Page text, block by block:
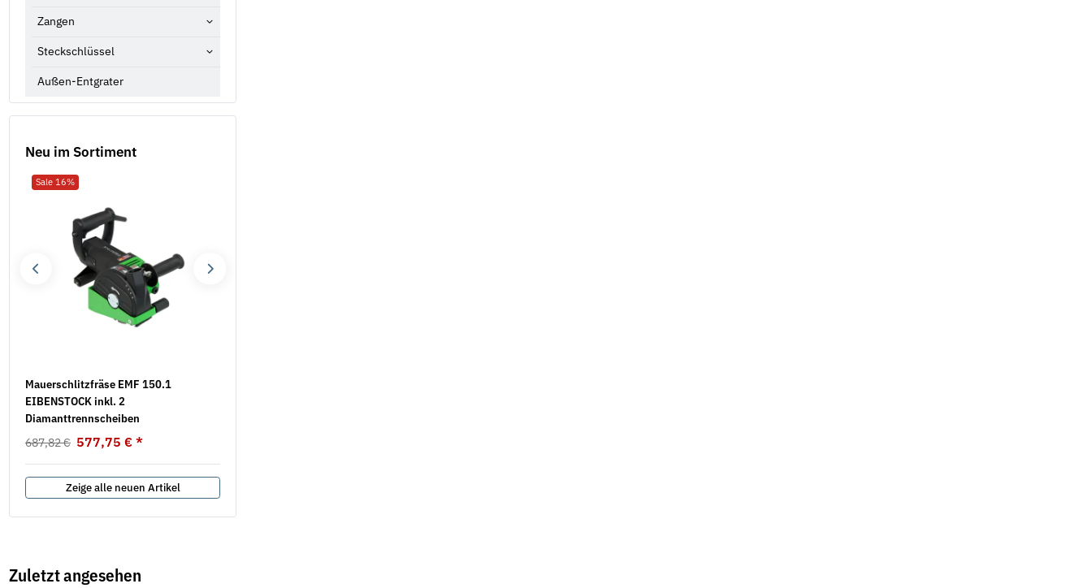
Zangen
Steckschlüssel
Außen-Entgrater
Neu im Sortiment
Sale 16%
Mauerschlitzfräse EMF 150.1
EIBENSTOCK inkl. 2
Diamanttrennscheiben
687,82 € 577,75 € *
Zeige alle neuen Artikel
Zuletzt angesehen